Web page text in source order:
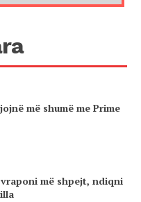
më shumë me Prime
më shpejt, ndiqni